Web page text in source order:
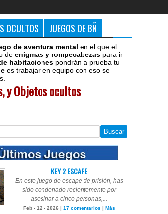
OCULTOS JUEGOS DE BÑ
de aventura mental en el que el
de enigmas y rompecabezas para ir
habitaciones pondrán a prueba tu
es trabajar en equipo con eso se
y Objetos ocultos
KEY 2 ESCAPE
En este juego de escape de prisión, has
sido condenado recientemente por
asesinar a cinco personas,...
Feb - 12 - 2026 | 17 comentarios | Más